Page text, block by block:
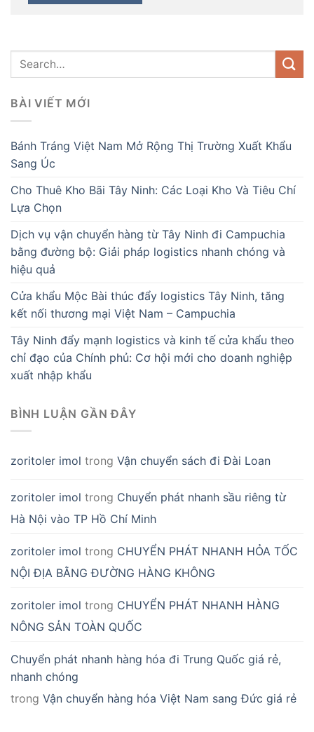
BÀI VIẾT MỚI
Bánh Tráng Việt Nam Mở Rộng Thị Trường Xuất Khẩu
Sang Úc
Cho Thuê Kho Bãi Tây Ninh: Các Loại Kho Và Tiêu Chí
Lựa Chọn
Dịch vụ vận chuyển hàng từ Tây Ninh đi Campuchia
bằng đường bộ: Giải pháp logistics nhanh chóng và
hiệu quả
Cửa khẩu Mộc Bài thúc đẩy logistics Tây Ninh, tăng
kết nối thương mại Việt Nam – Campuchia
Tây Ninh đẩy mạnh logistics và kinh tế cửa khẩu theo
chỉ đạo của Chính phủ: Cơ hội mới cho doanh nghiệp
xuất nhập khẩu
BÌNH LUẬN GẦN ĐÂY
zoritoler imol trong Vận chuyển sách đi Đài Loan
zoritoler imol trong Chuyển phát nhanh sầu riêng từ
Hà Nội vào TP Hồ Chí Minh
zoritoler imol trong CHUYỂN PHÁT NHANH HỎA TỐC
NỘI ĐỊA BẰNG ĐƯỜNG HÀNG KHÔNG
zoritoler imol trong CHUYỂN PHÁT NHANH HÀNG
NÔNG SẢN TOÀN QUỐC
Chuyển phát nhanh hàng hóa đi Trung Quốc giá rẻ,
nhanh chóng
trong Vận chuyển hàng hóa Việt Nam sang Đức giá rẻ